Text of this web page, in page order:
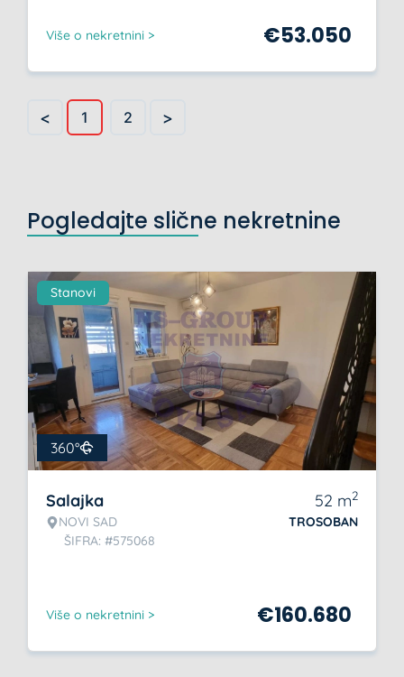
Više o nekretnini > €53.050
< 1 2 >
Pogledajte slične nekretnine
Stanovi
360°
Salajka
NOVI SAD
ŠIFRA: #575068
52 m2
TROSOBAN
Više o nekretnini > €160.680